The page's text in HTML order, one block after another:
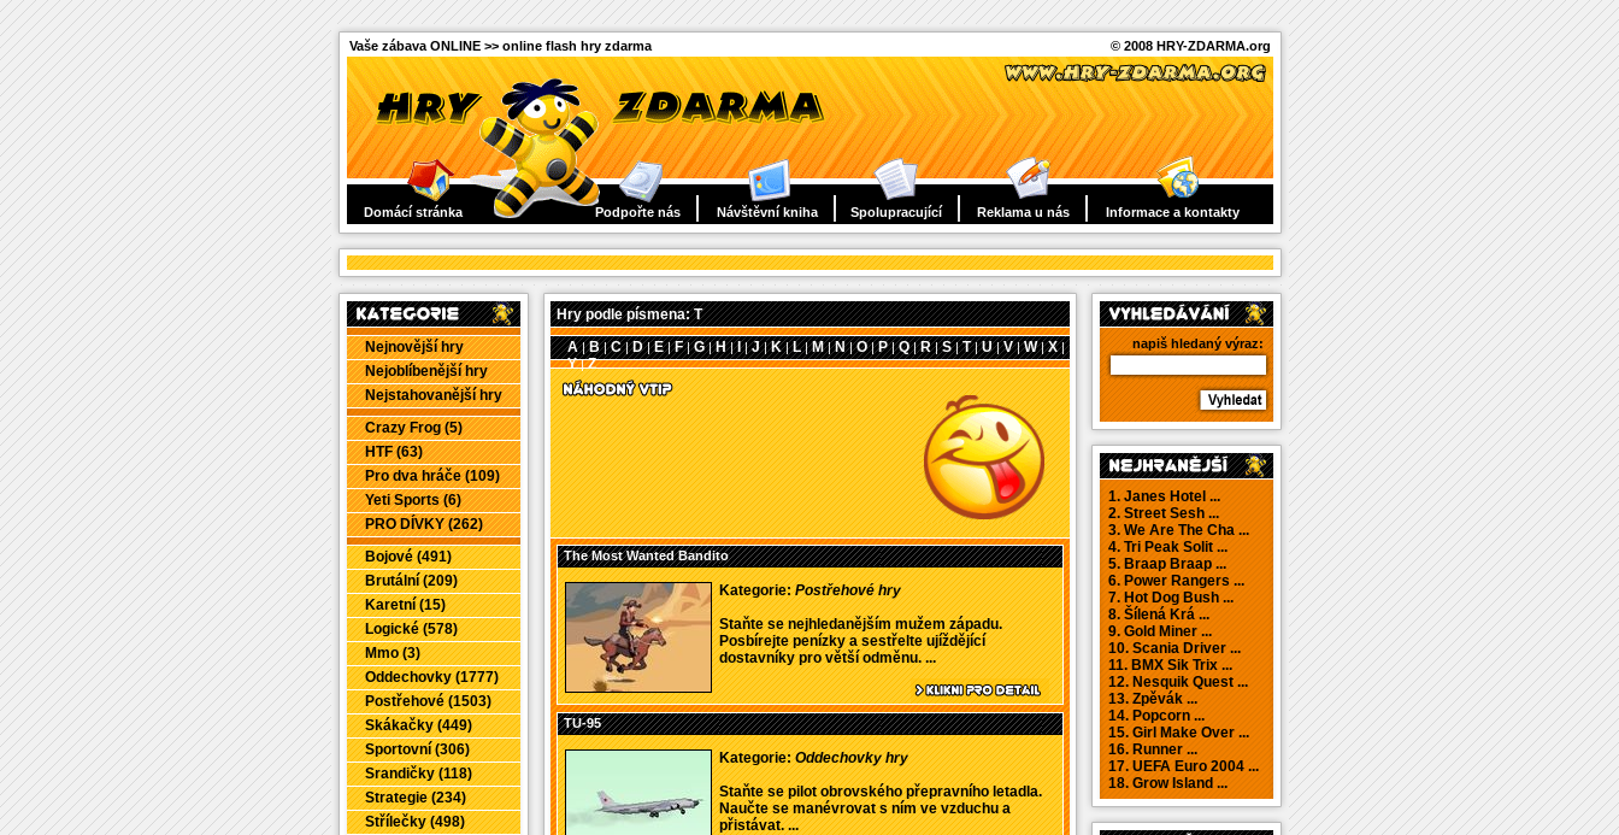
Vaše zábava ONLINE >> online flash hry zdarma © 2008 HRY-ZDARMA.org
Domácí stránka Podpořte nás Návštěvní kniha Spolupracující Reklama u nás Informace a kontakty
Nejnovější hry
Nejoblíbenější hry
Nejstahovanější hry
Crazy Frog (5)
HTF (63)
Pro dva hráče (109)
Yeti Sports (6)
PRO DÍVKY (262)
Bojové (491)
Brutální (209)
Karetní (15)
Logické (578)
Mmo (3)
Oddechovky (1777)
Postřehové (1503)
Skákačky (449)
Sportovní (306)
Srandičky (118)
Strategie (234)
Střílečky (498)
Hry podle písmena: T
A |B |C |D |E |F |G |H |I |J |K |L |M |N |O |P |Q |R |S |T |U |V |W |X |
Y |Z
The Most Wanted Bandito
Kategorie:Postřehové hry
Staňte se nejhledanějším mužem západu.
Posbírejte penízky a sestřelte ujíždějící
dostavníky pro větší odměnu. ...
TU-95
Kategorie:Oddechovky hry
Staňte se pilot obrovského přepravního letadla.
Naučte se manévrovat s ním ve vzduchu a
přistávat. ...
napiš hledaný výraz:
1. Janes Hotel ...
2. Street Sesh ...
3. We Are The Cha ...
4. Tri Peak Solit ...
5. Braap Braap ...
6. Power Rangers ...
7. Hot Dog Bush ...
8. Šílená Krá ...
9. Gold Miner ...
10. Scania Driver ...
11. BMX Sik Trix ...
12. Nesquik Quest ...
13. Zpěvák ...
14. Popcorn ...
15. Girl Make Over ...
16. Runner ...
17. UEFA Euro 2004 ...
18. Grow Island ...